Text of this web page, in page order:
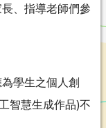
、指導老師們參
為學生之個人創
智慧生成作品)不